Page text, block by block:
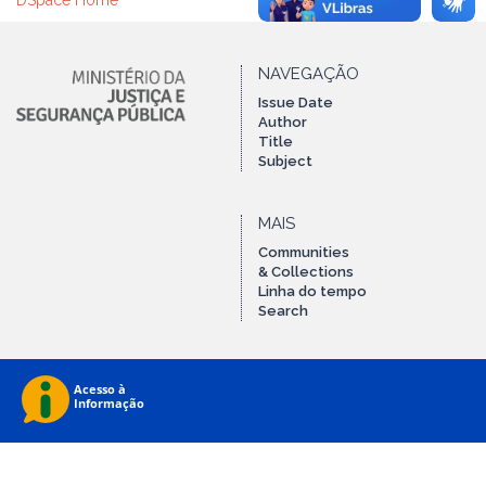
NAVEGAÇÃO
Issue Date
Author
Title
Subject
MAIS
Communities
& Collections
Linha do tempo
Search